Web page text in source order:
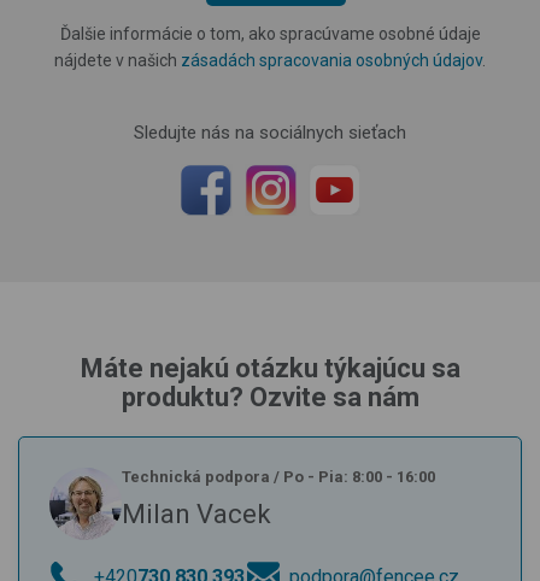
Ďalšie informácie o tom, ako spracúvame osobné údaje
nájdete v našich zásadách spracovania osobných údajov.
Sledujte nás na sociálnych sieťach
Máte nejakú otázku týkajúcu sa
produktu? Ozvite sa nám
Technická podpora / Po - Pia: 8:00 - 16:00
Milan Vacek